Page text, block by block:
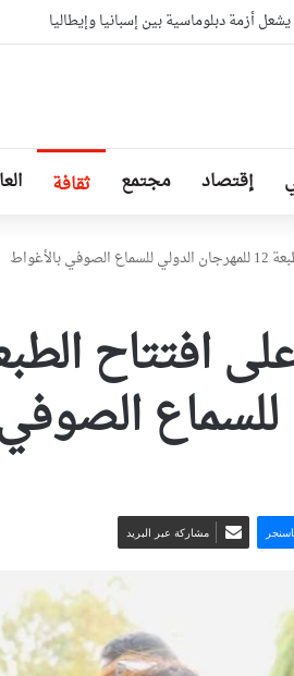
أزمة دبلوماسية بين إسبانيا وإيطاليا
إقتصاد مجتمع ثقافة
للسماع
مشاركة عبر البريد